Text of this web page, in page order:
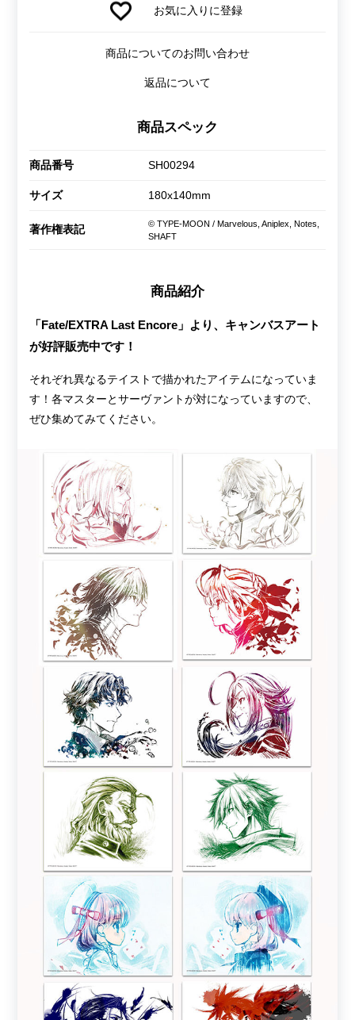
お気に入りに登録
商品についてのお問い合わせ
返品について
商品スペック
商品番号 SH00294
サイズ 180x140mm
著作権表記
© TYPE-MOON / Marvelous, Aniplex, Notes,
SHAFT
商品紹介
「Fate/EXTRA Last Encore」より、キャンバスアート
が好評販売中です！
それぞれ異なるテイストで描かれたアイテムになっていま
す！各マスターとサーヴァントが対になっていますので、
ぜひ集めてみてください。